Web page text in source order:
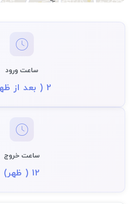
ساعت ورود
2 ( بعد از ظهر)
ساعت خروج
12 ( ظهر)